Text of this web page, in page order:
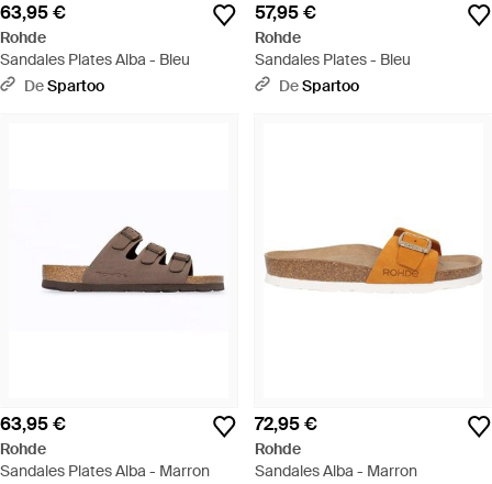
63,95 €
Rohde
Sandales Plates Alba - Bleu
DeSpartoo
57,95 €
Rohde
Sandales Plates - Bleu
DeSpartoo
63,95 €
Rohde
Sandales Plates Alba - Marron
72,95 €
Rohde
Sandales Alba - Marron